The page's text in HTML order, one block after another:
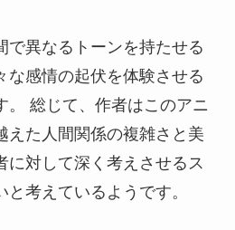
で異なるトーンを持たせる
な感情の起伏を体験させる
。 総じて、作者はこのアニ
えた人間関係の複雑さと美
に対して深く考えさせるス
と考えているようです。